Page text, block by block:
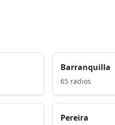
Barranquilla
65 radios
Pereira